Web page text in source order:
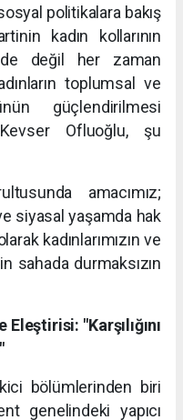
politikalara bakış
kadın kollarının
değil her zaman
toplumsal ve
güçlendirilmesi
Ofluoğlu, şu
amacımız;
siyasal yaşamda hak
kadınlarımızın ve
sahada durmaksızın
"Karşılığını
bölümlerinden biri
genelindeki yapıcı